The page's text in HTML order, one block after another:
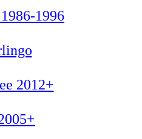
1996
2012+